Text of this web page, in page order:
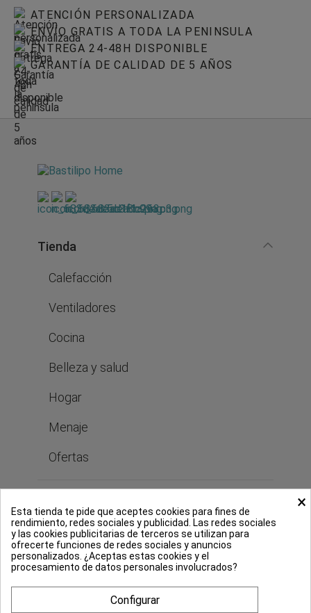
ATENCIÓN PERSONALIZADA
ENVÍO GRATIS A TODA LA PENINSULA
ENTREGA 24-48H DISPONIBLE
GARANTÍA DE CALIDAD DE 5 AÑOS
Tienda
Calefacción
Ventiladores
Cocina
Belleza y salud
Hogar
Menaje
Ofertas
Legal
Pago seguro
×
Esta tienda te pide que aceptes cookies para fines de
rendimiento, redes sociales y publicidad. Las redes sociales
y las cookies publicitarias de terceros se utilizan para
ofrecerte funciones de redes sociales y anuncios
personalizados. ¿Aceptas estas cookies y el
procesamiento de datos personales involucrados?
Configurar